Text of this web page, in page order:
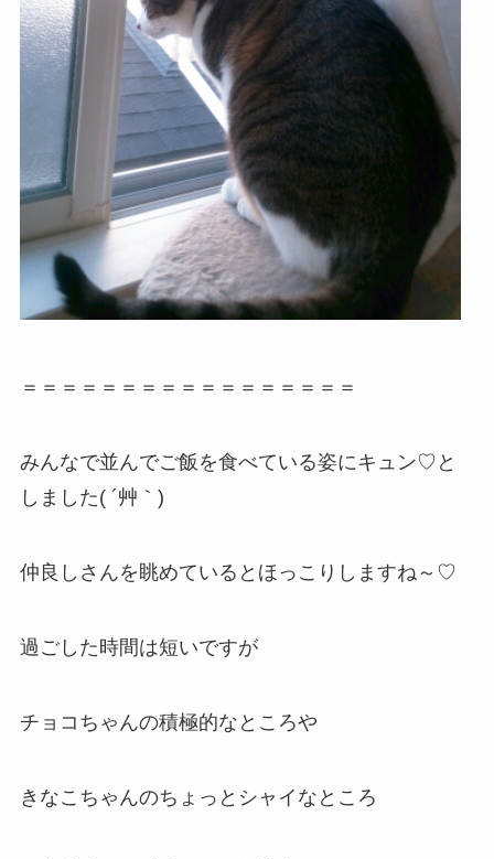
＝＝＝＝＝＝＝＝＝＝＝＝＝＝＝＝＝
みんなで並んでご飯を食べている姿にキュン♡と
しました( ´艸｀)
仲良しさんを眺めているとほっこりしますね～♡
過ごした時間は短いですが
チョコちゃんの積極的なところや
きなこちゃんのちょっとシャイなところ